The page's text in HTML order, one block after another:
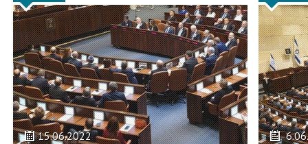
15.06.2022